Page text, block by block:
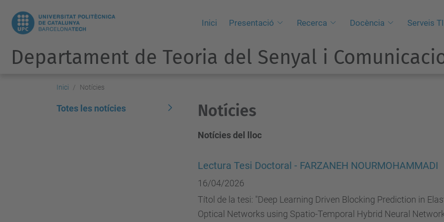
Inici Presentació Recerca Docència Serveis
Departament de Teoria del Senyal i
Inici Notícies
Notícies
Notícies del lloc
Lectura Tesi Doctoral - FARZANEH NOURMOHAMMADI
16/04/2026
Títol de la tesi: "Deep Learning Driven Blocking Prediction in
Optical Networks using Spatio-Temporal Hybrid Neural
Totes les notícies